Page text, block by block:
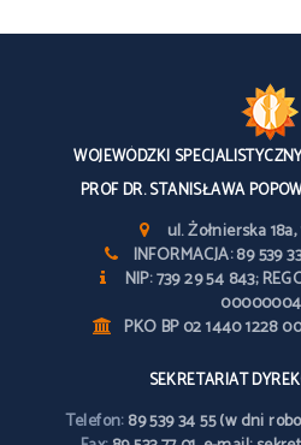
WOJEWÓDZKI
PROF DR. STANISŁAWA
ul. Żołnierska
INFORMACJA: 89 539
NIP: 739 29 54 843;
PKO BP 02 1440 1228
SEKRETARIAT
Telefon:89 539 34 55 (w dni